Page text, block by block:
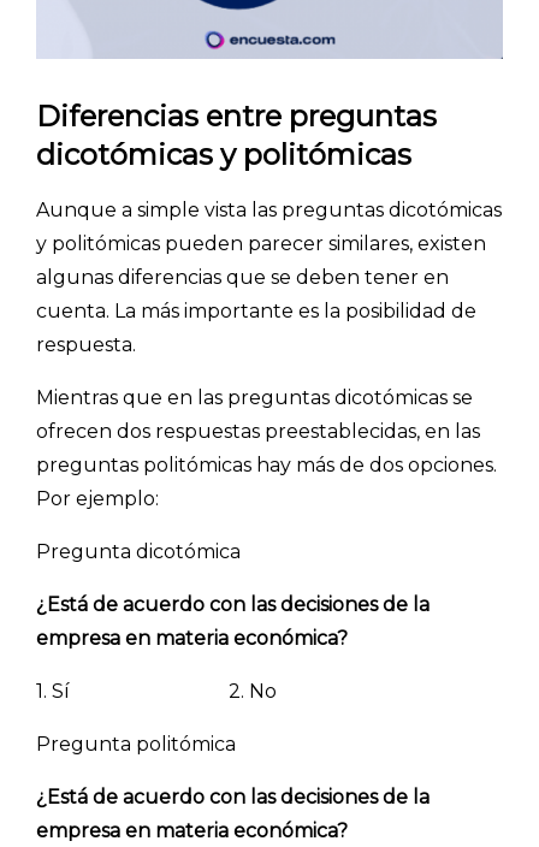
Diferencias entre preguntas
dicotómicas y politómicas
Aunque a simple vista las preguntas dicotómicas
y politómicas pueden parecer similares, existen
algunas diferencias que se deben tener en
cuenta. La más importante es la posibilidad de
respuesta.
Mientras que en las preguntas dicotómicas se
ofrecen dos respuestas preestablecidas, en las
preguntas politómicas hay más de dos opciones.
Por ejemplo:
Pregunta dicotómica
¿Está de acuerdo con las decisiones de la
empresa en materia económica?
1. Sí 2. No
Pregunta politómica
¿Está de acuerdo con las decisiones de la
empresa en materia económica?